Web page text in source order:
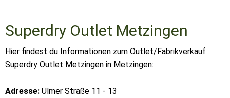
Superdry Outlet Metzingen
Hier findest du Informationen zum Outlet/Fabrikverkauf
Superdry Outlet Metzingen in Metzingen:
Adresse: Ulmer Straße 11 - 13